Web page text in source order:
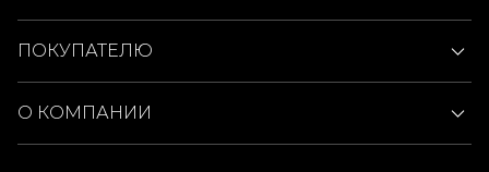
ПОКУПАТЕЛЮ
О КОМПАНИИ